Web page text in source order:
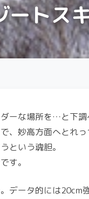
トス
ーな場所を…と下調
、妙高方面へとれっ
という魂胆。
す。
データ的には20cm